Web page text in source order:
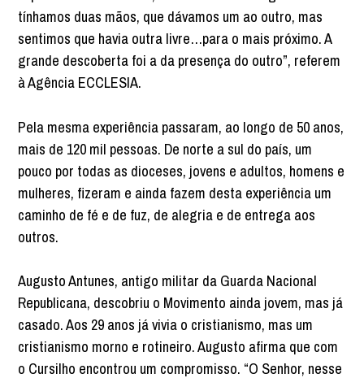
tínhamos duas mãos, que dávamos um ao outro, mas
sentimos que havia outra livre…para o mais próximo. A
grande descoberta foi a da presença do outro”, referem
à Agência ECCLESIA.
Pela mesma experiência passaram, ao longo de 50 anos,
mais de 120 mil pessoas. De norte a sul do país, um
pouco por todas as dioceses, jovens e adultos, homens e
mulheres, fizeram e ainda fazem desta experiência um
caminho de fé e de fuz, de alegria e de entrega aos
outros.
Augusto Antunes, antigo militar da Guarda Nacional
Republicana, descobriu o Movimento ainda jovem, mas já
casado. Aos 29 anos já vivia o cristianismo, mas um
cristianismo morno e rotineiro. Augusto afirma que com
o Cursilho encontrou um compromisso. “O Senhor, nesse